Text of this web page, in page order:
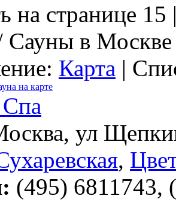
на странице
Сауны в Москве
Карта |
на карте
ул
,
(495) 6811743,